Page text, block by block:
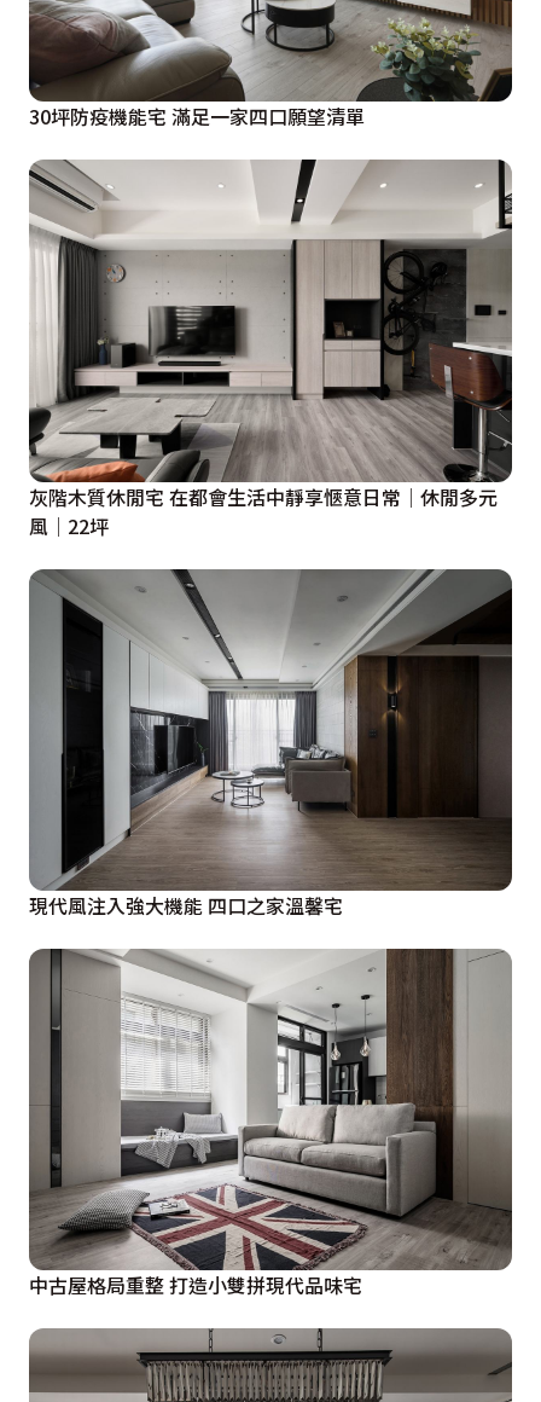
30坪防疫機能宅 滿足一家四口願望清單
灰階木質休閒宅 在都會生活中靜享愜意日常│休閒多元
風│22坪
現代風注入強大機能 四口之家溫馨宅
中古屋格局重整 打造小雙拼現代品味宅